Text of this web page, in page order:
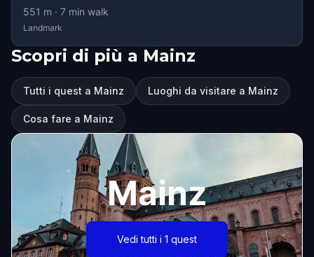
551 m · 7 min walk
Landmark
Scopri di più a Mainz
Tutti i quest a Mainz Luoghi da visitare a Mainz
Cosa fare a Mainz
Mainz
Vedi tutti i 1 quest